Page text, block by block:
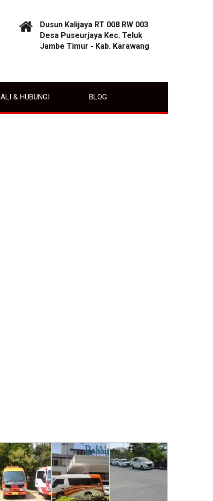
Dusun Kalijaya RT 008 RW 003
Desa Puseurjaya Kec. Teluk
Jambe Timur - Kab. Karawang
& HUBUNGI BLOG